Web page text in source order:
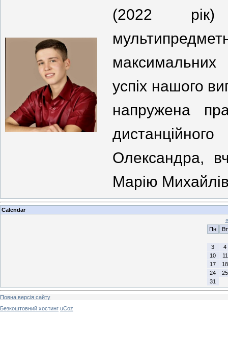
(2022 рік)
успіх нашого
напружена
Олександра,
Марію
Calendar
«
Пн
Вт
3
4
10
11
17
18
24
25
31
Повна версія сайту
Безкоштовний хостинг uCoz